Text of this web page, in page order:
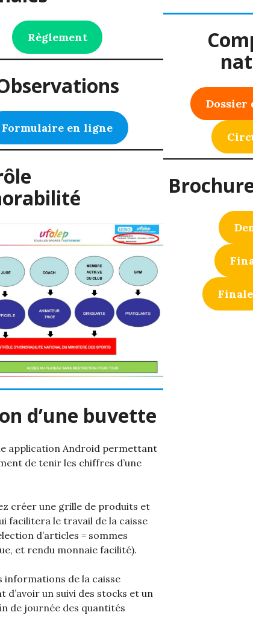
Règlement
Formulaire en ligne
d’une buvette
application Android permettant
de tenir les chiffres d’une
créer une grille de produits et
facilitera le travail de la caisse
d’articles = sommes
et rendu monnaie facilité).
informations de la caisse
d’avoir un suivi des stocks et un
de journée des quantités
Dossier